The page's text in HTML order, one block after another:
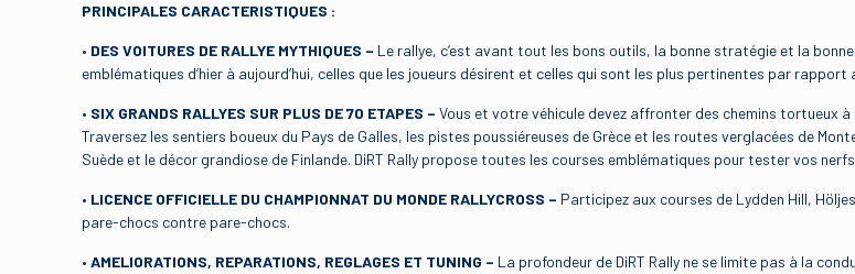
PRINCIPALES CARACTERISTIQUES :
• DES VOITURES DE RALLYE MYTHIQUES – Le rallye, c’est avant tout les bons outils, la bonne stratégie et la
emblématiques d’hier à aujourd’hui, celles que les joueurs désirent et celles qui sont les plus pertinentes par rapport
• SIX GRANDS RALLYES SUR PLUS DE 70 ETAPES – Vous et votre véhicule devez affronter des chemins tortueux
Traversez les sentiers boueux du Pays de Galles, les pistes poussiéreuses de Grèce et les routes verglacées de
Suède et le décor grandiose de Finlande. DiRT Rally propose toutes les courses emblématiques pour tester vos
• LICENCE OFFICIELLE DU CHAMPIONNAT DU MONDE RALLYCROSS – Participez aux courses de Lydden Hill,
pare-chocs contre pare-chocs.
•AMELIORATIONS, REPARATIONS, REGLAGES ET TUNING – La profondeur de DiRT Rally ne se limite pas à la